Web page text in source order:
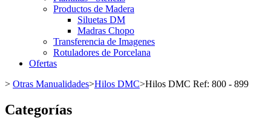
Productos de Madera
Siluetas DM
Madras Chopo
Transferencia de Imagenes
Rotuladores de Porcelana
Ofertas
> Otras Manualidades>Hilos DMC>Hilos DMC Ref: 800 - 899
Categorías